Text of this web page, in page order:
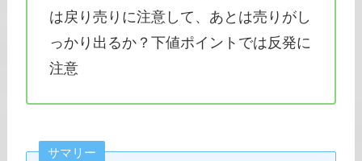
は戻り売りに注意して、あとは売りがし
っかり出るか？下値ポイントでは反発に
注意
サマリー